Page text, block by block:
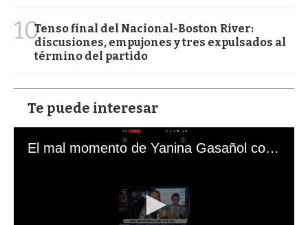
10Tenso final del Nacional-Boston River:
discusiones, empujones y tres expulsados al
término del partido
Te puede interesar
El mal momento de Yanina Gasañol con un hincha argentino en "Subrayado"